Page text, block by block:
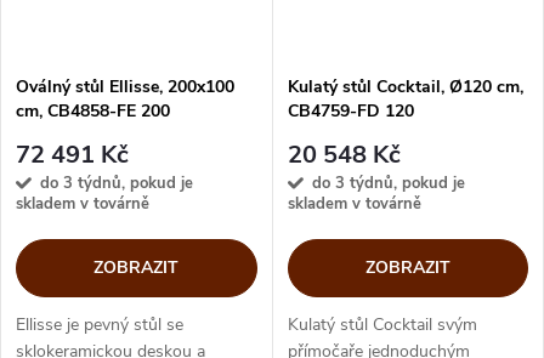
Oválný stůl Ellisse, 200x100
cm, CB4858-FE 200
72 491 Kč
do 3 týdnů, pokud je
skladem v továrně
ZOBRAZIT
Ellisse je pevný stůl se
sklokeramickou deskou a
Kulatý stůl Cocktail, Ø120 cm,
CB4759-FD 120
20 548 Kč
do 3 týdnů, pokud je
skladem v továrně
ZOBRAZIT
Kulatý stůl Cocktail svým
přímočaře jednoduchým